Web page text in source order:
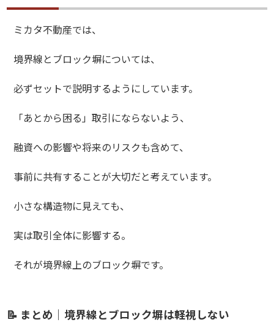
ミカタ不動産では、
境界線とブロック塀については、
必ずセットで説明するようにしています。
「あとから困る」取引にならないよう、
融資への影響や将来のリスクも含めて、
事前に共有することが大切だと考えています。
小さな構造物に見えても、
実は取引全体に影響する。
それが境界線上のブロック塀です。
📝 まとめ｜境界線とブロック塀は軽視しない